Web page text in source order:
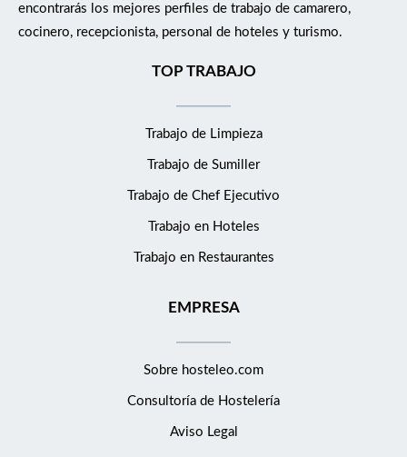
encontrarás los mejores perfiles de trabajo de camarero,
cocinero, recepcionista, personal de hoteles y turismo.
TOP TRABAJO
Trabajo de Limpieza
Trabajo de Sumiller
Trabajo de Chef Ejecutivo
Trabajo en Hoteles
Trabajo en Restaurantes
EMPRESA
Sobre hosteleo.com
Consultoría de Hostelería
Aviso Legal